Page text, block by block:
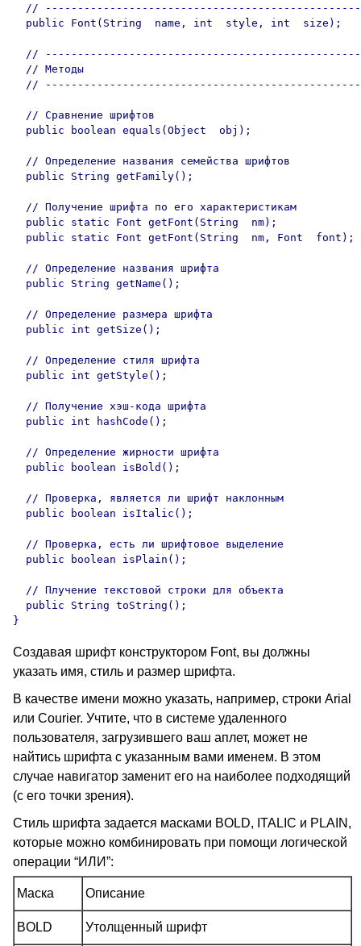
//
  public Font(String  name, int  style, int  size);
//
  // Методы
//
  // Сравнение шрифтов
  public boolean equals(Object  obj);
  // Определение названия семейства шрифтов
  public String getFamily();
  // Получение шрифта по его характеристикам
  public static Font getFont(String  nm);
  public static Font getFont(String  nm, Font  font);
  // Определение названия шрифта
  public String getName();
  // Определение размера шрифта
  public int getSize();
  // Определение стиля шрифта
  public int getStyle();
  // Получение хэш-кода шрифта
  public int hashCode();
  // Определение жирности шрифта
  public boolean isBold();
  // Проверка, является ли шрифт наклонным
  public boolean isItalic();
  // Проверка, есть ли шрифтовое выделение
  public boolean isPlain();
  // Плучение текстовой строки для объекта
  public String toString();
Создавая шрифт конструктором Font, вы должны
указать имя, стиль и размер шрифта.
В качестве имени можно указать, например, строки Arial
или Courier. Учтите, что в системе удаленного
пользователя, загрузившего ваш аплет, может не
найтись шрифта с указанным вами именем. В этом
случае навигатор заменит его на наиболее подходящий
(с его точки зрения).
Стиль шрифта задается масками BOLD, ITALIC и PLAIN,
которые можно комбинировать при помощи логической
операции “ИЛИ”:
Маска Описание
BOLD Утолщенный шрифт